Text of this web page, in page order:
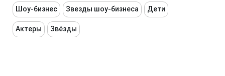
Шоу-бизнес Звезды шоу-бизнеса Дети
Актеры Звёзды